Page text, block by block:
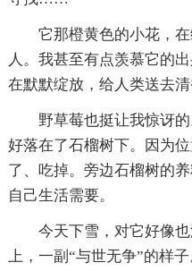
它那橙黄色的小花，
人。我甚至有点羡慕它的
在默默绽放，给人类送去清
野草莓也挺让我惊讶
好落在了石榴树下。因为
了、吃掉。旁边石榴树的
自己生活需要。
今天下雪，对它好像
上，一副“与世无争”的样